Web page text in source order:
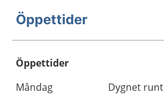
Öppettider
Öppettider
Dag
Öppettider
Kommentarer
Måndag
Dygnet runt